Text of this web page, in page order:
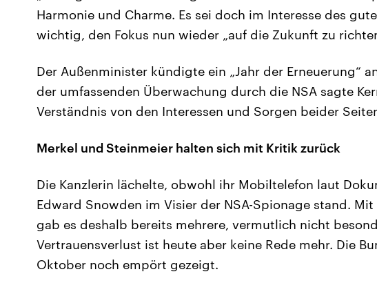
Harmonie und Charme. Es sei doch im Interesse des
wichtig, den Fokus nun wieder „auf die Zukunft zu
Der Außenminister kündigte ein „Jahr der Erneuerung“
der umfassenden Überwachung durch die NSA sagte
Verständnis von den Interessen und Sorgen beider
Merkel und Steinmeier halten sich mit Kritik zurück
Die Kanzlerin lächelte, obwohl ihr Mobiltelefon laut
Edward Snowden im Visier der NSA-Spionage stand.
gab es deshalb bereits mehrere, vermutlich nicht
Vertrauensverlust ist heute aber keine Rede mehr. Die
Oktober noch empört gezeigt.